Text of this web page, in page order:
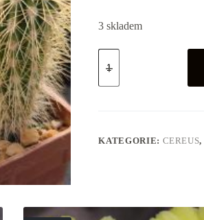
3 skladem
Cereus
sp
množství
KATEGORIE: CEREUS,